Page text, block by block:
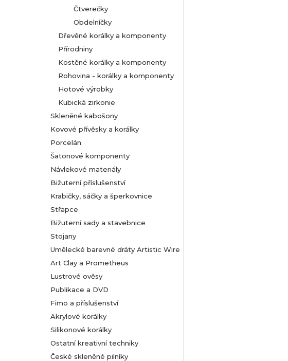
Čtverečky
Obdelníčky
Dřevěné korálky a komponenty
Přírodniny
Kostěné korálky a komponenty
Rohovina - korálky a komponenty
Hotové výrobky
Kubická zirkonie
Skleněné kabošony
Kovové přívěsky a korálky
Porcelán
Šatonové komponenty
Návlekové materiály
Bižuterní příslušenství
Krabičky, sáčky a šperkovnice
Střapce
Bižuterní sady a stavebnice
Stojany
Umělecké barevné dráty Artistic Wire
Art Clay a Prometheus
Lustrové ověsy
Publikace a DVD
Fimo a příslušenství
Akrylové korálky
Silikonové korálky
Ostatní kreativní techniky
České skleněné pilníky